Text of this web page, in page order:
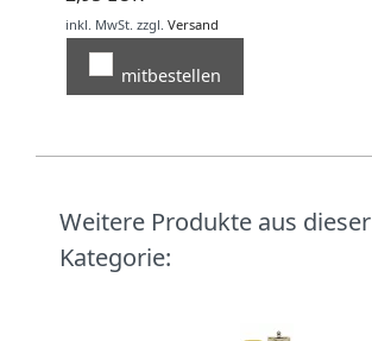
inkl. MwSt. zzgl. Versand
mitbestellen
Weitere Produkte aus dieser
Kategorie: